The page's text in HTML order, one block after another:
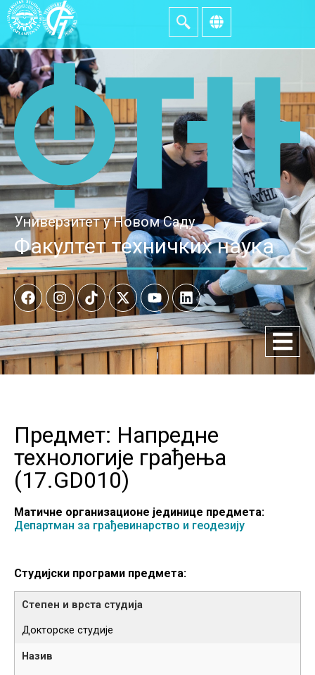
Универзитет у Новом Саду
Факултет техничких наука
Предмет: Напредне
технологије грађења
(17.GD010)
Матичне организационе јединице предмета:
Департман за грађевинарство и геодезију
Студијски програми предмета:
Докторске студије